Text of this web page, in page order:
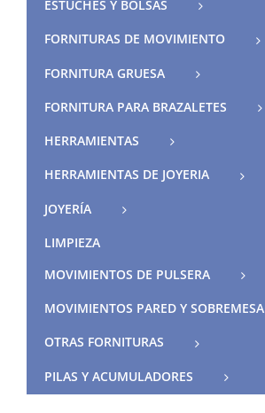
ESTUCHES Y BOLSAS
FORNITURAS DE MOVIMIENTO
FORNITURA GRUESA
FORNITURA PARA BRAZALETES
HERRAMIENTAS
HERRAMIENTAS DE JOYERIA
JOYERÍA
LIMPIEZA
MOVIMIENTOS DE PULSERA
MOVIMIENTOS PARED Y SOBREMESA
OTRAS FORNITURAS
PILAS Y ACUMULADORES